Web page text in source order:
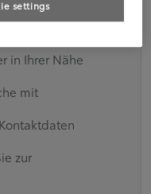
bZ4X:
in Ihrer Nähe
mit
zur
settings